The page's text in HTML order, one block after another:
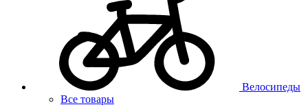
Велосипеды
Все товары